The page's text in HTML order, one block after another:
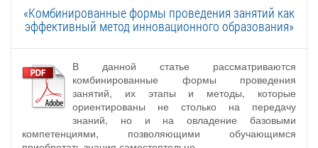
«Комбинированные формы проведения занятий как
эффективный метод инновационного образования»
В данной статье рассматриваются
комбинированные формы проведения
занятий, их этапы и методы, которые
ориентированы не столько на передачу
знаний, но и на овладение базовыми
компетенциями, позволяющими обучающимся